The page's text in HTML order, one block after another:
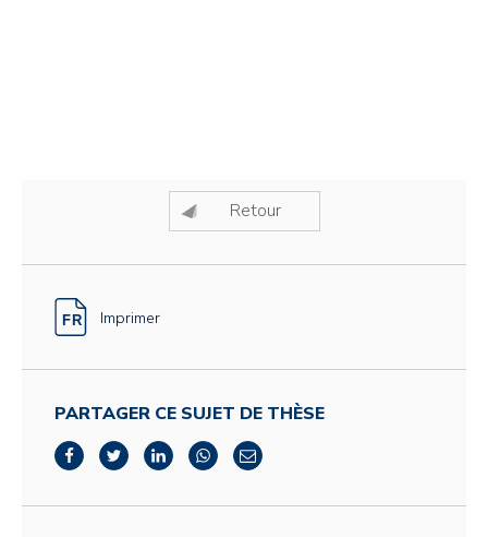
Retour
Imprimer
PARTAGER CE SUJET DE THÈSE